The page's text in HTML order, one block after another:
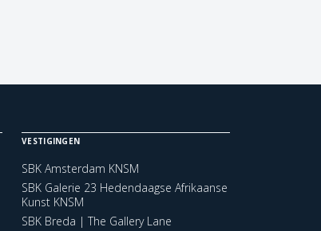
VESTIGINGEN
SBK Amsterdam KNSM
SBK Galerie 23 Hedendaagse Afrikaanse
Kunst KNSM
SBK Breda | The Gallery Lane